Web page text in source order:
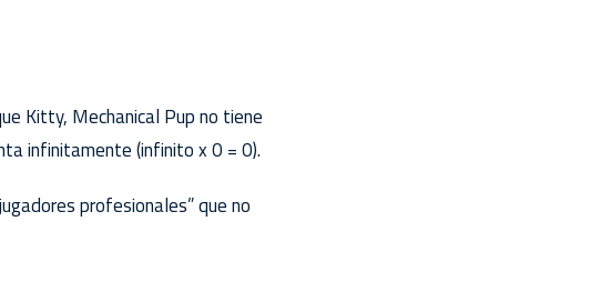
Kitty, Mechanical Pup no tiene
infinitamente (infinito x 0 = 0).
profesionales” que no